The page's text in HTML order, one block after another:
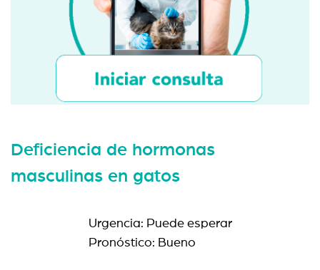
Deficiencia de hormonas
masculinas en gatos
Urgencia: Puede esperar
Pronóstico: Bueno